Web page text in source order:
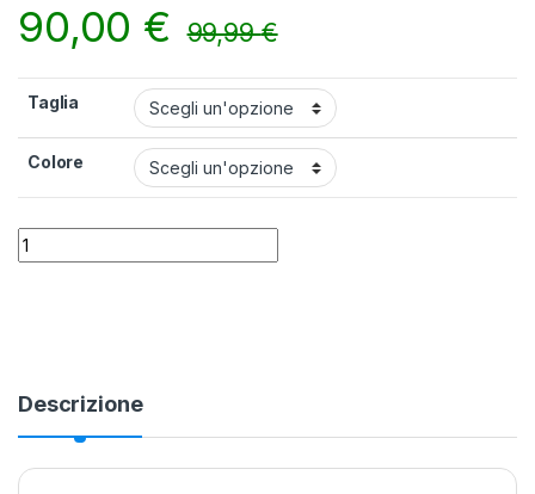
90,00 € 99,99€
Taglia
Colore
Mutino Short Cressi Sub Med quantity
Descrizione